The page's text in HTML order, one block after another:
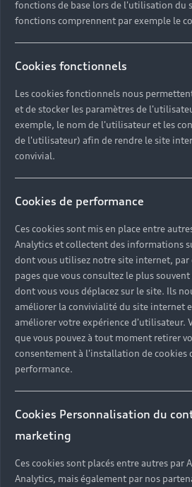
fonctions de base lors de l'utilisation du
fonctions comprennent par exemple le
Cookies fonctionnels
Les cookies fonctionnels nous
et de stocker les paramètres de
exemple, le nom de l'utilisateur et les
de l'utilisateur) afin de rendre le site
convivial.
Cookies de performance
Ces cookies sont mis en place entre
Analytics et collectent des informations
dont vous utilisez notre site internet, par
pages que vous consultez le plus
dont vous vous déplacez sur le site. Ils
améliorer la convivialité du site internet
améliorer votre expérience d'utilisateur.
que vous pouvez à tout moment retirer
consentement à l'installation de cookies
performance.
Cookies Personnalisation du
marketing
Ces cookies sont placés entre autres par
Analytics, mais également par nos